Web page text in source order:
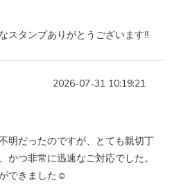
スタンプありがとうございます‼️
2026-07-31 10:19:21
明だったのですが、とても親切丁
かつ非常に迅速なご対応でした。
できました☺️